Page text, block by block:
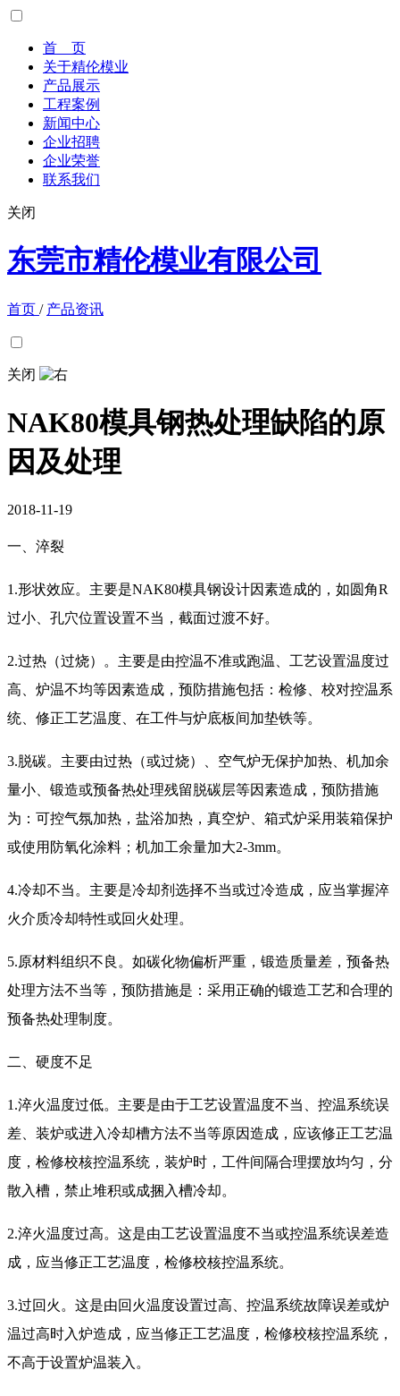
首 页
关于精伦模业
产品展示
工程案例
新闻中心
企业招聘
企业荣誉
联系我们
关闭
东莞市精伦模业有限公司
首页 / 产品资讯
关闭
NAK80模具钢热处理缺陷的原
因及处理
2018-11-19
一、淬裂
1.形状效应。主要是NAK80模具钢设计因素造成的，如圆角R
过小、孔穴位置设置不当，截面过渡不好。
2.过热（过烧）。主要是由控温不准或跑温、工艺设置温度过
高、炉温不均等因素造成，预防措施包括：检修、校对控温系
统、修正工艺温度、在工件与炉底板间加垫铁等。
3.脱碳。主要由过热（或过烧）、空气炉无保护加热、机加余
量小、锻造或预备热处理残留脱碳层等因素造成，预防措施
为：可控气氛加热，盐浴加热，真空炉、箱式炉采用装箱保护
或使用防氧化涂料；机加工余量加大2-3mm。
4.冷却不当。主要是冷却剂选择不当或过冷造成，应当掌握淬
火介质冷却特性或回火处理。
5.原材料组织不良。如碳化物偏析严重，锻造质量差，预备热
处理方法不当等，预防措施是：采用正确的锻造工艺和合理的
预备热处理制度。
二、硬度不足
1.淬火温度过低。主要是由于工艺设置温度不当、控温系统误
差、装炉或进入冷却槽方法不当等原因造成，应该修正工艺温
度，检修校核控温系统，装炉时，工件间隔合理摆放均匀，分
散入槽，禁止堆积或成捆入槽冷却。
2.淬火温度过高。这是由工艺设置温度不当或控温系统误差造
成，应当修正工艺温度，检修校核控温系统。
3.过回火。这是由回火温度设置过高、控温系统故障误差或炉
温过高时入炉造成，应当修正工艺温度，检修校核控温系统，
不高于设置炉温装入。